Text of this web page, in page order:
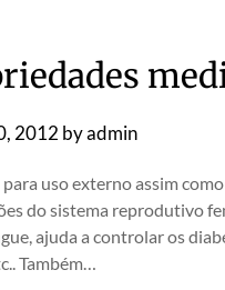
2012 byadmin
uso externo assim
do sistema reprodutivo
ajuda a controlar os
Também…